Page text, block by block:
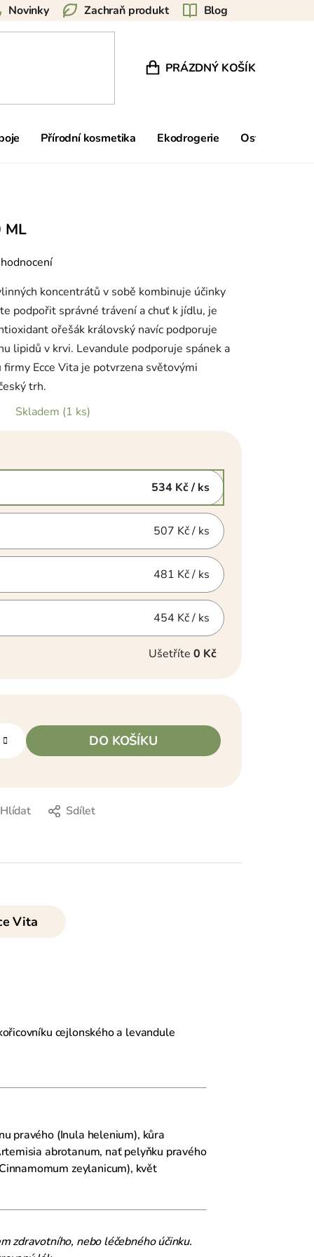
Blog
Zachraň produkt
Novinky
NÁKUPNÍ KOŠÍK
PRÁZDNÝ KOŠÍK
Přírodní kosmetika Ekodrogerie Ostatní
ML
koncentrátů v sobě kombinuje účinky
podpořit správné trávení a chuť k jídlu, je
ořešák královský navíc podporuje
lipidů v krvi. Levandule podporuje spánek a
Ecce Vita je potvrzena světovými
trh.
Skladem (1 ks)
534 Kč/ ks
507 Kč/ ks
481 Kč/ ks
454 Kč/ ks
Ušetříte 0 Kč
DO KOŠÍKU
Hlídat Sdílet
Vita
cejlonského a levandule
pravého (Inula helenium), kůra
abrotanum, nať pelyňku pravého
zeylanicum), květ
zdravotního, nebo léčebného účinku.